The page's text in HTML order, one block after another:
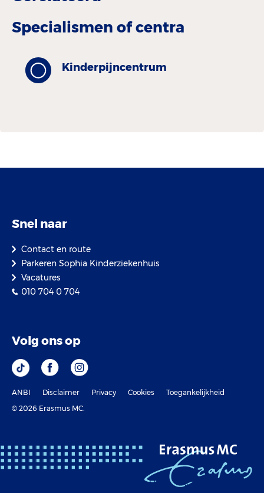
Specialismen of centra
Kinderpijncentrum
Snel naar
Contact en route
Parkeren Sophia Kinderziekenhuis
Vacatures
010 704 0 704
Volg ons op
ANBI Disclaimer Privacy Cookies
Toegankelijkheid
© 2026 Erasmus MC.